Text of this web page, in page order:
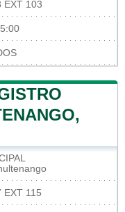
EXT 103
EXT 115